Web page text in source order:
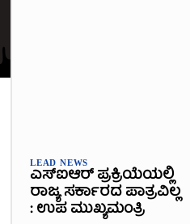
LEAD NEWS
ಎಸ್‌ಐಆರ್ ಪ್ರಕ್ರಿಯೆಯಲ್ಲಿ
ರಾಜ್ಯ ಸರ್ಕಾರದ ಪಾತ್ರವಿಲ್ಲ
: ಉಪ ಮುಖ್ಯಮಂತ್ರಿ